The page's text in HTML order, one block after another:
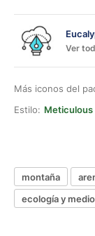
Ver
Más iconos del
Estilo: Meticulous
montaña
ecología y